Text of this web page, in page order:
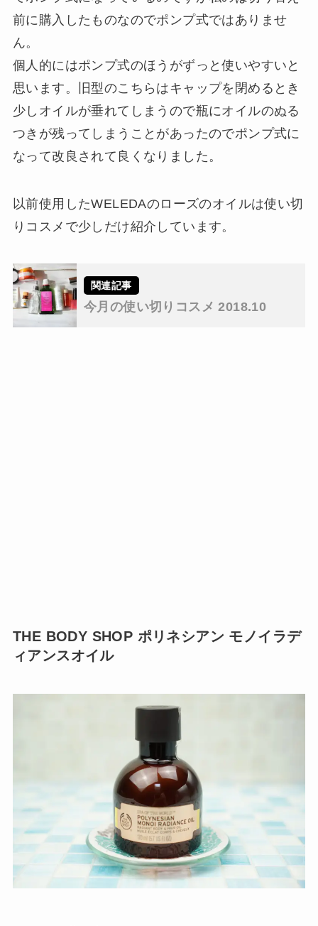
前に購入したものなのでポンプ式ではありませ
ん。
個人的にはポンプ式のほうがずっと使いやすいと
思います。旧型のこちらはキャップを閉めるとき
少しオイルが垂れてしまうので瓶にオイルのぬる
つきが残ってしまうことがあったのでポンプ式に
なって改良されて良くなりました。
以前使用したWELEDAのローズのオイルは使い切
りコスメで少しだけ紹介しています。
今月の使い切りコスメ 2018.10
THE BODY SHOP ポリネシアン モノイラデ
ィアンスオイル